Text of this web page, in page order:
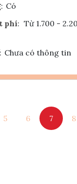
: Có
phí: Từ 1.700 -
: Chưa có thông tin
Tham vấn Interlink
5 6 7 8